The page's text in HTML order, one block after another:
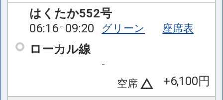
はくたか552号
06:16 09:20 グリーン 座席表
ローカル線
-
空席
+6,100円